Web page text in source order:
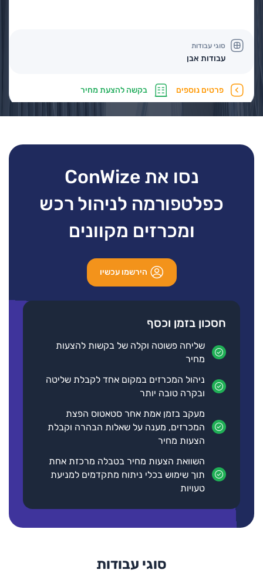
סוגי עבודות
עבודות אבן
פרטים נוספים בקשה להצעת מחיר
סוגי עבודות
עבודות אבן
פרטים נוספים בקשה להצעת מחיר
נסו את ConWize
כפלטפורמה לניהול רכש
ומכרזים מקוונים
הירשמו עכשיו
חסכון בזמן וכסף
שליחה פשוטה וקלה של בקשות להצעות
מחיר
ניהול המכרזים במקום אחד לקבלת שליטה
ובקרה טובה יותר
מעקב בזמן אמת אחר סטאטוס הפצת
המכרזים, מענה על שאלות הבהרה וקבלת
הצעות מחיר
השוואת הצעות מחיר בטבלה מרכזת אחת
תוך שימוש בכלי ניתוח מתקדמים למניעת
טעויות
סוגי עבודות